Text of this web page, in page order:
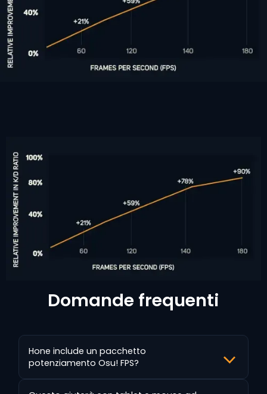
Domande frequenti
Hone include un pacchetto
potenziamento Osu! FPS?